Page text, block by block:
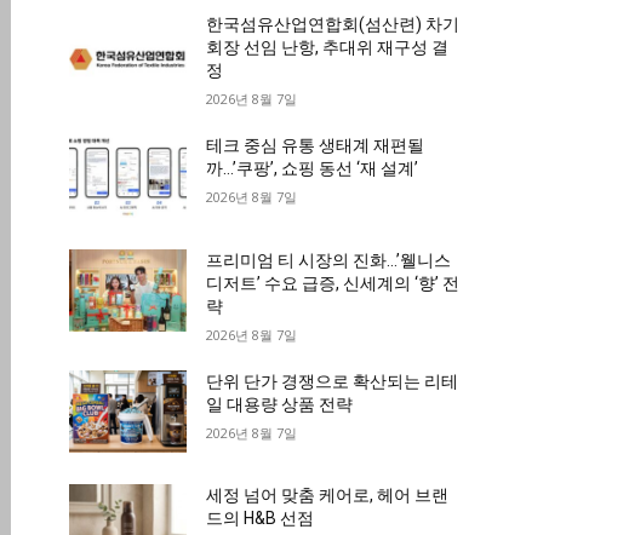
한국섬유산업연합회(섬산련) 차기
회장 선임 난항, 추대위 재구성 결
정
2026년 8월 7일
테크 중심 유통 생태계 재편될
까…’쿠팡’, 쇼핑 동선 ‘재 설계’
2026년 8월 7일
프리미엄 티 시장의 진화…’웰니스
디저트’ 수요 급증, 신세계의 ‘향’ 전
략
2026년 8월 7일
단위 단가 경쟁으로 확산되는 리테
일 대용량 상품 전략
2026년 8월 7일
세정 넘어 맞춤 케어로, 헤어 브랜
드의 H&B 선점